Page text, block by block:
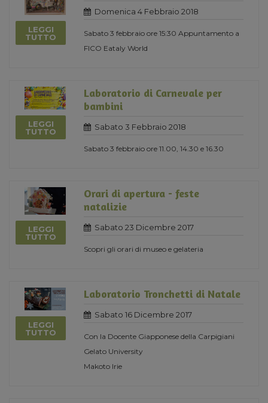
LEGGI
TUTTO
Domenica 4 Febbraio 2018
Sabato 3 febbraio ore 15:30 Appuntamento a
FICO Eataly World
LEGGI
TUTTO
Laboratorio di Carnevale per
bambini
Sabato 3 Febbraio 2018
Sabato 3 febbraio ore 11.00, 14.30 e 16.30
LEGGI
TUTTO
Orari di apertura - feste
natalizie
Sabato 23 Dicembre 2017
Scopri gli orari di museo e gelateria
LEGGI
TUTTO
Laboratorio Tronchetti di Natale
Sabato 16 Dicembre 2017
Con la Docente Giapponese della Carpigiani
Gelato University
Makoto Irie